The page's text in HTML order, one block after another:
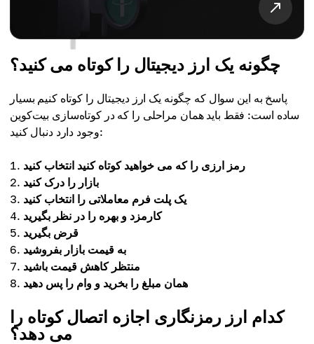
چگونه یک ارز دیجیتال را کوتاه می کنید؟
پاسخ به این سوال که چگونه یک ارز دیجیتال را کوتاه کنیم بسیار
ساده است: فقط باید همان مراحلی را که در کوتاه‌سازی بیت‌کوین
وجود دارد دنبال کنید:
رمز ارزی را که می خواهید کوتاه کنید انتخاب کنید
بازار را درک کنید
یک پلت فرم معاملاتی را انتخاب کنید
کارمزد و بهره را در نظر بگیرید
قرض بگیرید
به قیمت بازار بفروشید
منتظر کاهش قیمت باشید
همان مبلغ را بخرید و وام را پس دهید
کدام ارز رمزنگاری اجازه اتصال کوتاه را
می دهد؟